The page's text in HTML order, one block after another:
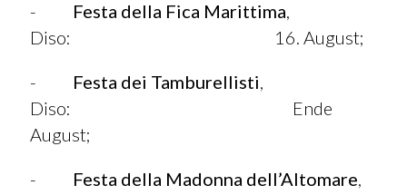
- Festa della Fica Marittima,
Diso: 16. August;
- Festa dei Tamburellisti,
Diso: Ende
August;
- Festa della Madonna dell’Altomare,